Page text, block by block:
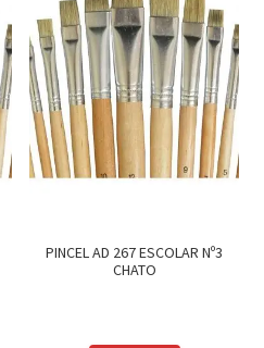
PINCEL AD 267 ESCOLAR Nº3
CHATO